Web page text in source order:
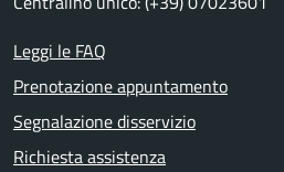
Leggi le FAQ
Prenotazione appuntamento
Segnalazione disservizio
Richiesta assistenza